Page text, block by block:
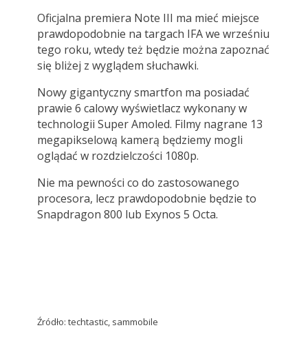
Oficjalna premiera Note III ma mieć miejsce
prawdopodobnie na targach IFA we wrześniu
tego roku, wtedy też będzie można zapoznać
się bliżej z wyglądem słuchawki.
Nowy gigantyczny smartfon ma posiadać
prawie 6 calowy wyświetlacz wykonany w
technologii Super Amoled. Filmy nagrane 13
megapikselową kamerą będziemy mogli
oglądać w rozdzielczości 1080p.
Nie ma pewności co do zastosowanego
procesora, lecz prawdopodobnie będzie to
Snapdragon 800 lub Exynos 5 Octa.
Źródło: techtastic, sammobile